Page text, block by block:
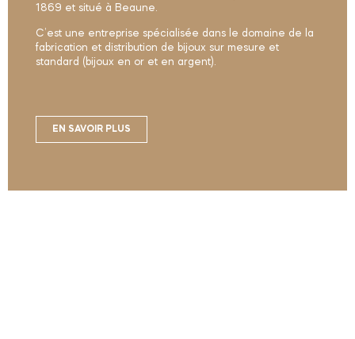
1869 et situé à Beaune.
C’est une entreprise spécialisée dans le domaine de la
fabrication et distribution de bijoux sur mesure et
standard (bijoux en or et en argent).
EN SAVOIR PLUS